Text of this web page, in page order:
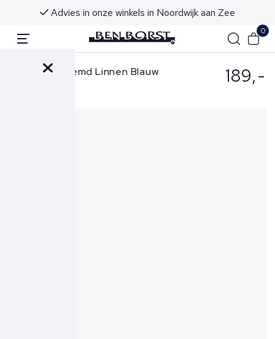
Advies in onze winkels in Noordwijk aan Zee
0
Xacus Overhemd Linnen Blauw 189,-